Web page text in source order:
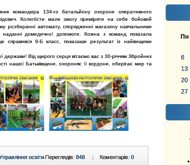
Пн
6
13
20
27
командира 134-го батальйону охорони оперативного
Колегіїсти мали змогу приміряти на себе бойовий
розбиранні автомату, спорядженні магазину навчальними
наданні домедичної допомоги. Кожна з команд показала
справився 9-Б класс, показаши результат із найвищими
держави! Від щирого серця вітаємо вас з 30-річчям Збройних
нашої Батьківщини, охороняє її кордони, оберігає мир та
освіти Коментарів: 0
Переглядів: 848 |